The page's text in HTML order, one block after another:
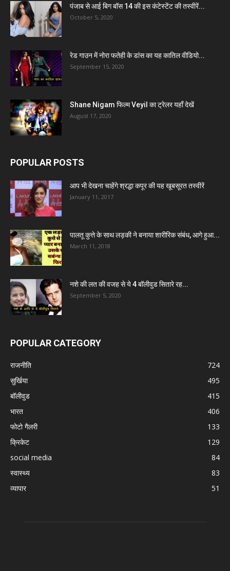
पंजाब से आई बिग बॉस 14 की इस कंटेस्टेंट की तस्वीरें...
October 5, 2020
रेड गाउन में नोरा फतेही के डांस का यह कातिल वीडियो...
September 15, 2020
Shane Nigam फिल्म Veyil का ट्रेलर यहाँ देखें
August 17, 2020
POPULAR POSTS
आप भी देखना चाहेंगे श्रद्धा कपूर की यह खूबसूरत तस्वीरें
January 11, 2017
पालतू कुत्ते के साथ लड़की ने बनाया शारीरिक संबंध, आगे हुआ...
March 11, 2018
नशे की लत की वजह से ये 4 बॉलीवुड सितारे रह...
September 5, 2020
POPULAR CATEGORY
राजनीति
724
सुर्खिया
495
बॉलीवुड
415
भारत
406
फोटो गैलरी
133
क्रिकेट
129
social media
84
स्वास्थ्य
83
व्यापार
51